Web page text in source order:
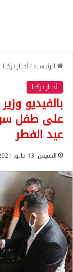
الرئيسية/أخبار تركيا
أخبار تركيا
بالفيديو
على طفل
عيد الفطر
الخميس, 13 مايو, 2021